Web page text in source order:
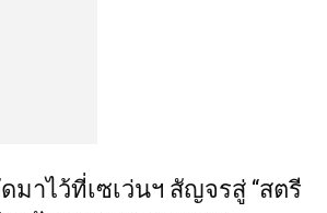
มาไว้ที่เซเว่นฯ สัญจรสู่ “สตรี